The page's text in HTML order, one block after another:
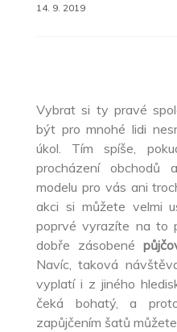
14. 9. 2019
Vybrat si ty pravé
být pro mnohé lidi
úkol. Tím spíše,
procházení obchodů
modelu pro vás ani
akci si můžete velmi
poprvé vyrazíte na to
dobře zásobené
Navíc, taková
vyplatí i z jiného
čeká bohatý, a
zapůjčením šatů